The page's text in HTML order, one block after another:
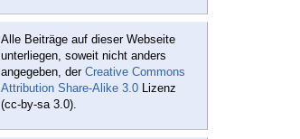
Alle Beiträge auf dieser Webseite
unterliegen, soweit nicht anders
angegeben, der Creative Commons
Attribution Share-Alike 3.0 Lizenz
(cc-by-sa 3.0).